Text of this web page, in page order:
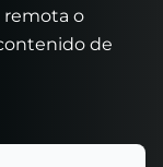
remota o
de